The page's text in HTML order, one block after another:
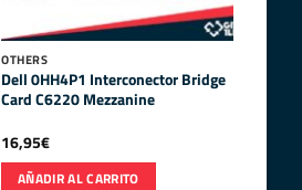
OTHERS
Dell 0HH4P1 Interconector Bridge
Card C6220 Mezzanine
16,95€
AÑADIR AL CARRITO